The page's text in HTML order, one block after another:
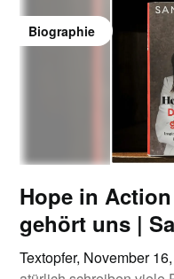
Biographie
Hope in
gehört uns |
Textopfer, November